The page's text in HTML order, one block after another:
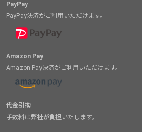
PayPay
PayPay決済がご利用いただけます。
Amazon Pay
Amazon Pay決済がご利用いただけます。
代金引換
手数料は弊社が負担いたします。